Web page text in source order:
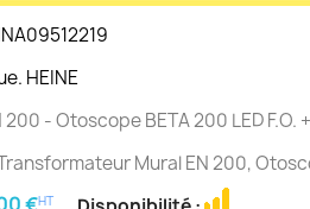
HEINE
200 - Otoscope BETA 200 LED F.O.
Mural EN 200,
HT